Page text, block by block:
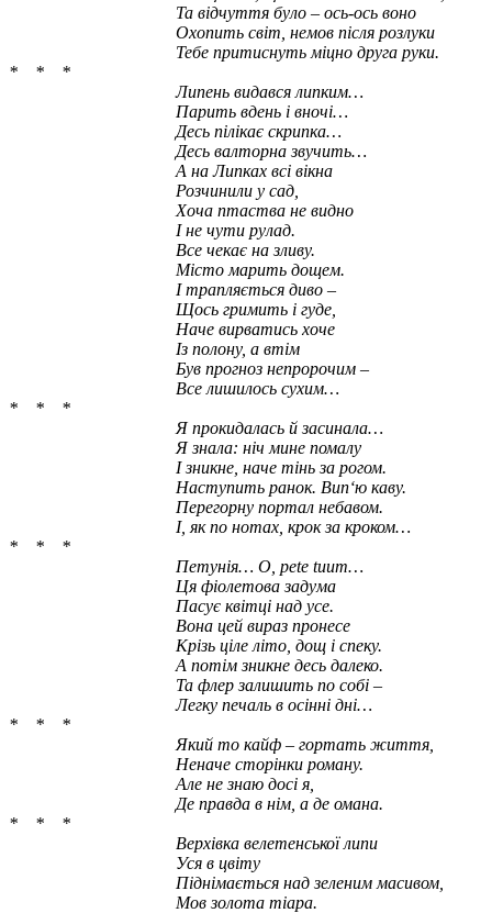
Та відчуття було – ось-ось воно
Охопить світ, немов після розлуки
Тебе притиснуть міцно друга руки.
* * *
Липень видався липким…
Парить вдень і вночі…
Десь пілікає скрипка…
Десь валторна звучить…
А на Липках всі вікна
Розчинили у сад,
Хоча птаства не видно
І не чути рулад.
Все чекає на зливу.
Місто марить дощем.
І трапляється диво –
Щось гримить і гуде,
Наче вирватись хоче
Із полону, а втім
Був прогноз непророчим –
Все лишилось сухим…
* * *
Я прокидалась й засинала…
Я знала: ніч мине помалу
І зникне, наче тінь за рогом.
Наступить ранок. Вип‘ю каву.
Перегорну портал небавом.
І, як по нотах, крок за кроком…
* * *
Петунія… О, pete tuum…
Ця фіолетова задума
Пасує квітці над усе.
Вона цей вираз пронесе
Крізь ціле літо, дощ і спеку.
А потім зникне десь далеко.
Та флер залишить по собі –
Легку печаль в осінні дні…
* * *
Який то кайф – гортать життя,
Неначе сторінки роману.
Але не знаю досі я,
Де правда в нім, а де омана.
* * *
Верхівка велетенської липи
Уся в цвіту
Піднімається над зеленим масивом,
Мов золота тіара.